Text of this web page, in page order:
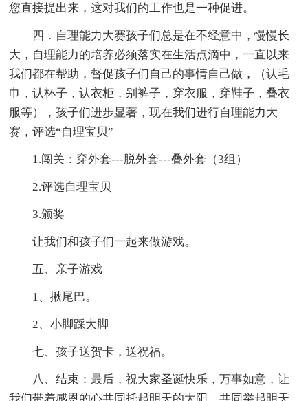
您直接提出来，这对我们的工作也是一种促进。
四．自理能力大赛孩子们总是在不经意中，慢慢长
大，自理能力的培养必须落实在生活点滴中，一直以来
我们都在帮助，督促孩子们自己的事情自己做，（认毛
巾，认杯子，认衣柜，别裤子，穿衣服，穿鞋子，叠衣
服等），孩子们进步显著，现在我们进行自理能力大
赛，评选“自理宝贝”
1.闯关：穿外套---脱外套---叠外套（3组）
2.评选自理宝贝
3.颁奖
让我们和孩子们一起来做游戏。
五、亲子游戏
1、揪尾巴。
2、小脚踩大脚
七、孩子送贺卡，送祝福。
八、结束：最后，祝大家圣诞快乐，万事如意，让
我们带着感恩的心共同托起明天的太阳，共同举起明天